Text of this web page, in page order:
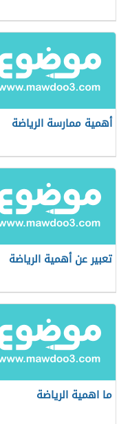
أهمية ممارسة الرياضة
تعبير عن أهمية الرياضة
ما اهمية الرياضة